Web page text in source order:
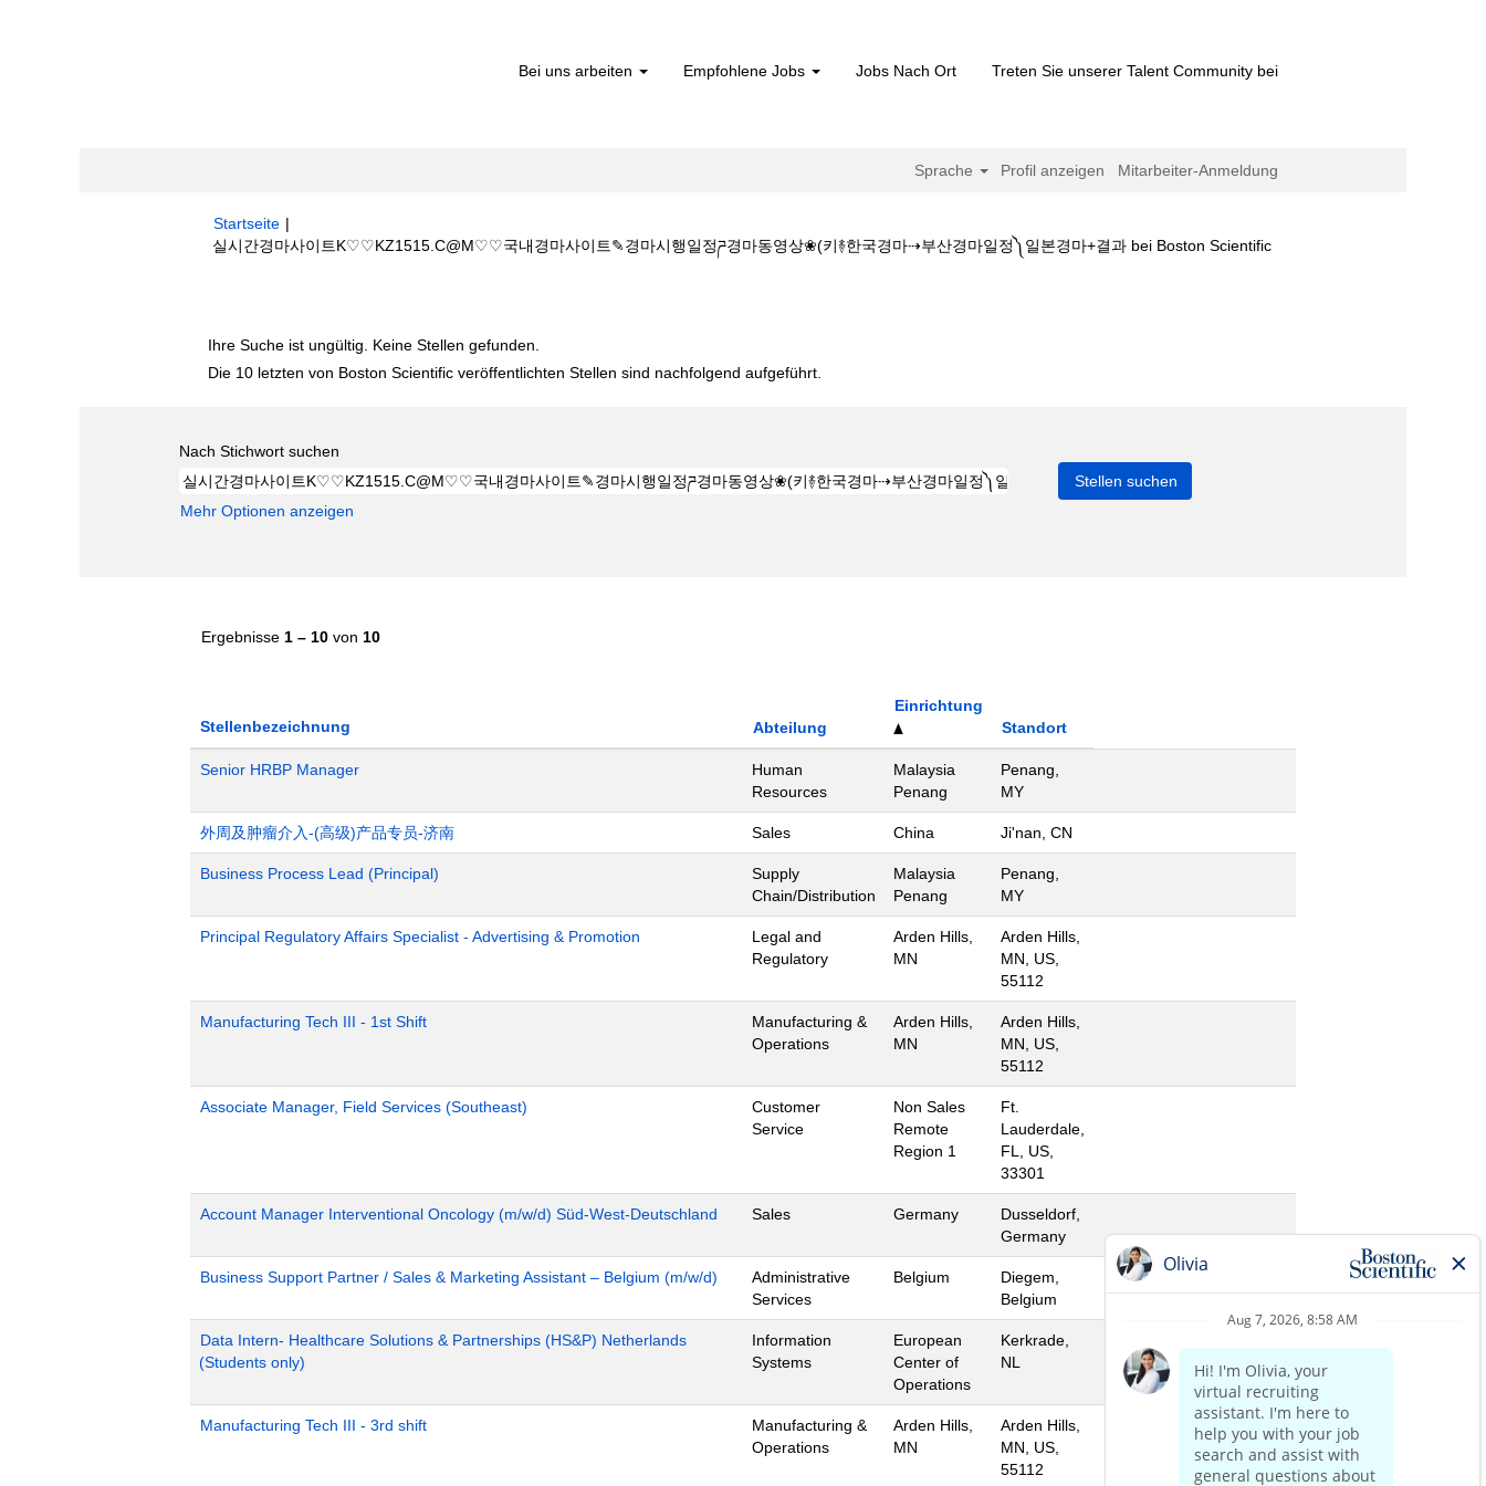
Bei uns arbeiten Empfohlene Jobs Jobs Nach Ort Treten Sie unserer Talent Community bei
Sprache Profil anzeigen Mitarbeiter-Anmeldung
Startseite |
실시간경마사이트K♡♡KZ1515.C@M♡♡국내경마사이트✎경마시행일정ཌ경마동영상❀(키࿈한국경마⇢부산경마일정༽일본경마+결과 bei Boston Scientific(aktuelle
Ihre Suche ist ungültig. Keine Stellen gefunden.
Die 10 letzten von Boston Scientific veröffentlichten Stellen sind nachfolgend aufgeführt.
Nach Stichwort suchen
Mehr Optionen anzeigen
Ergebnisse 1 – 10 von 10
Stellenbezeichnung Abteilung
Einrichtung
Standort
Senior HRBP Manager
Human
Resources
Malaysia
Penang
Penang,
MY
外周及肿瘤介入-(高级)产品专员-济南 Sales China Ji'nan, CN
Business Process Lead (Principal)
Supply
Chain/Distribution
Malaysia
Penang
Penang,
MY
Principal Regulatory Affairs Specialist - Advertising & Promotion
Legal and
Regulatory
Arden Hills,
MN
Arden Hills,
MN, US,
55112
Manufacturing Tech III - 1st Shift
Manufacturing &
Operations
Arden Hills,
MN
Arden Hills,
MN, US,
55112
Associate Manager, Field Services (Southeast)
Customer
Service
Non Sales
Remote
Region 1
Ft.
Lauderdale,
FL, US,
33301
Account Manager Interventional Oncology (m/w/d) Süd-West-Deutschland Sales Germany
Dusseldorf,
Germany
Business Support Partner / Sales & Marketing Assistant – Belgium (m/w/d)
Administrative
Services
Belgium
Diegem,
Belgium
Data Intern- Healthcare Solutions & Partnerships (HS&P) Netherlands
(Students only)
Information
Systems
European
Center of
Operations
Kerkrade,
NL
Manufacturing Tech III - 3rd shift
Manufacturing &
Operations
Arden Hills,
MN
Arden Hills,
MN, US,
55112